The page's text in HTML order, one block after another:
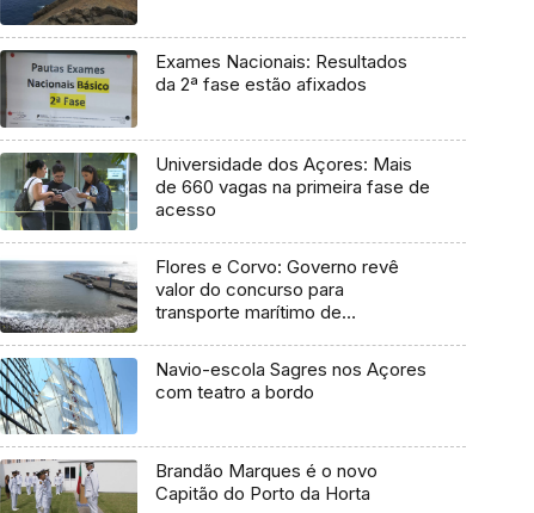
Exames Nacionais: Resultados
da 2ª fase estão afixados
Universidade dos Açores: Mais
de 660 vagas na primeira fase de
acesso
Flores e Corvo: Governo revê
valor do concurso para
transporte marítimo de
Navio-escola Sagres nos Açores
com teatro a bordo
Brandão Marques é o novo
Capitão do Porto da Horta